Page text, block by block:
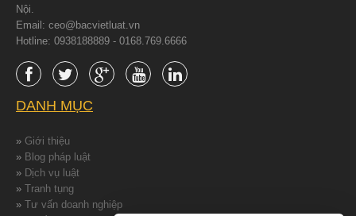
Nội.
Email: ceo@bacvietluat.vn
Hotline: 0938188889 - 0168.769.6666
DANH MỤC
» Giới thiệu
» Blog pháp luật
» Dịch vụ luật
» Tranh tụng
» Tư vấn doanh nghiệp